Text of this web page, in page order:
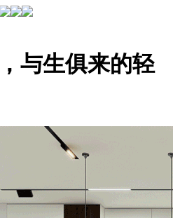
与生俱来的轻